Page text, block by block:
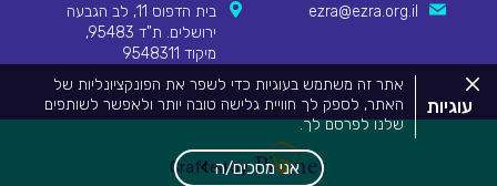
עוגיות
אתר זה משתמש בעוגיות כדי לשפר את הפונקציונליות של
האתר, לספק לך חוויית גלישה טובה יותר ולאפשר לשותפים
שלנו לפרסם לך.
מידע המפרט על השימוש בעוגיות באתר זה וכיצד ניתן לדחות
אותם, ניתן לצפותבמדיניות העוגיות שלנו
אני מסכים/ה
סגור
את
מדיניות
ezra@ezra.org.il
בית הדפוס 11, לב הגבעה
ירושלים. ת"ד 95483,
מיקוד 9548311
Crafted by
Pionet Logo